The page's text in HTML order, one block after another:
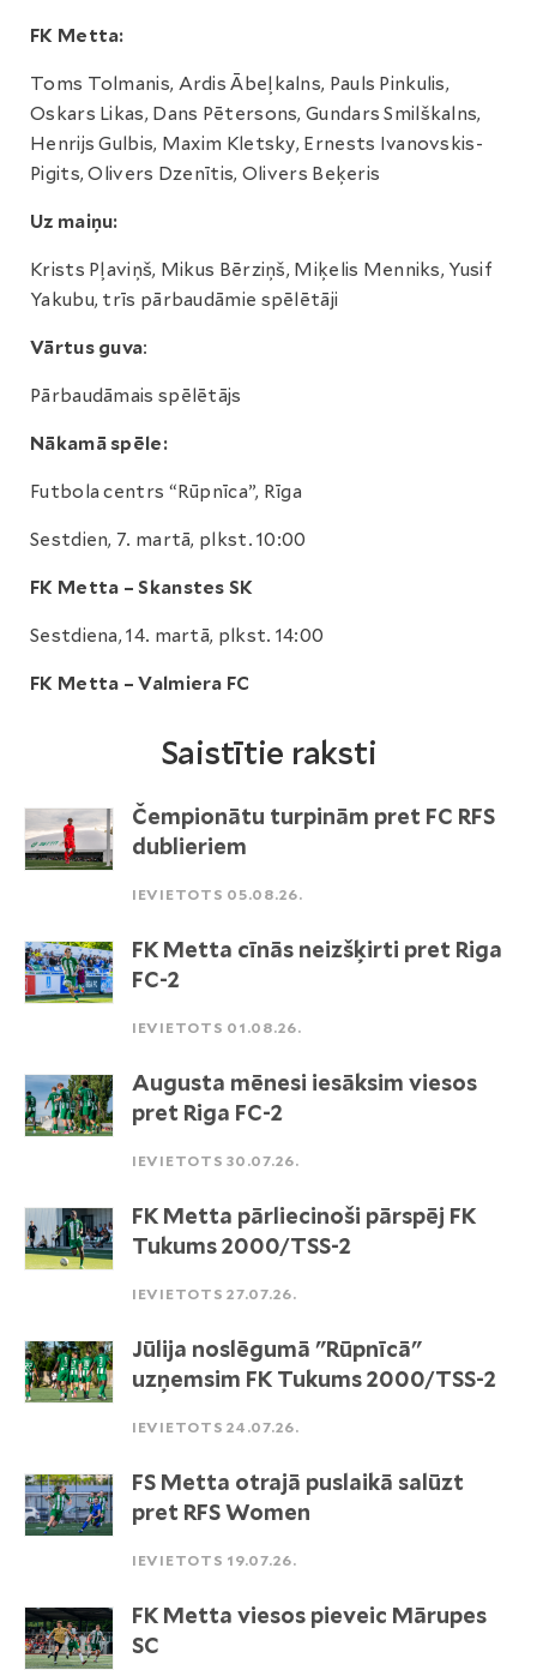
FK Metta:
Toms Tolmanis, Ardis Ābeļkalns, Pauls Pinkulis,
Oskars Likas, Dans Pētersons, Gundars Smilškalns,
Henrijs Gulbis, Maxim Kletsky, Ernests Ivanovskis-
Pigits, Olivers Dzenītis, Olivers Beķeris
Uz maiņu:
Krists Pļaviņš, Mikus Bērziņš, Miķelis Menniks, Yusif
Yakubu, trīs pārbaudāmie spēlētāji
Vārtus guva:
Pārbaudāmais spēlētājs
Nākamā spēle:
Futbola centrs “Rūpnīca”, Rīga
Sestdien, 7. martā, plkst. 10:00
FK Metta – Skanstes SK
Sestdiena, 14. martā, plkst. 14:00
FK Metta – Valmiera FC
Saistītie raksti
Čempionātu turpinām pret FC RFS
dublieriem
IEVIETOTS 05.08.26.
FK Metta cīnās neizšķirti pret Riga
FC-2
IEVIETOTS 01.08.26.
Augusta mēnesi iesāksim viesos
pret Riga FC-2
IEVIETOTS 30.07.26.
FK Metta pārliecinoši pārspēj FK
Tukums 2000/TSS-2
IEVIETOTS 27.07.26.
Jūlija noslēgumā "Rūpnīcā"
uzņemsim FK Tukums 2000/TSS-2
IEVIETOTS 24.07.26.
FS Metta otrajā puslaikā salūzt
pret RFS Women
IEVIETOTS 19.07.26.
FK Metta viesos pieveic Mārupes
SC